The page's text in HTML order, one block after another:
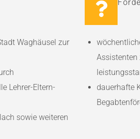
Waghäusel zur
Lehrer-Eltern-
sowie weiteren
Assistenten
dauerhafte